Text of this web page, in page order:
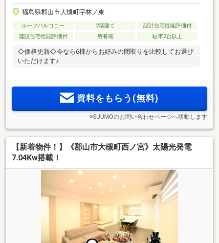
福島県郡山市大槻町字林ノ東
ルーフバルコニー 2階建て
設計住宅性能評価付
建設住宅性能評価付
所有権 駐車2台以上
◇価格更新◇今なら6棟からお好みの間取りを比較してお選び
いただけます♪
資料をもらう(無料)
※SUUMOのお問い合わせページへ移動します
【新着物件！】《郡山市大槻町西ノ宮》太陽光発電
7.04Kw搭載！